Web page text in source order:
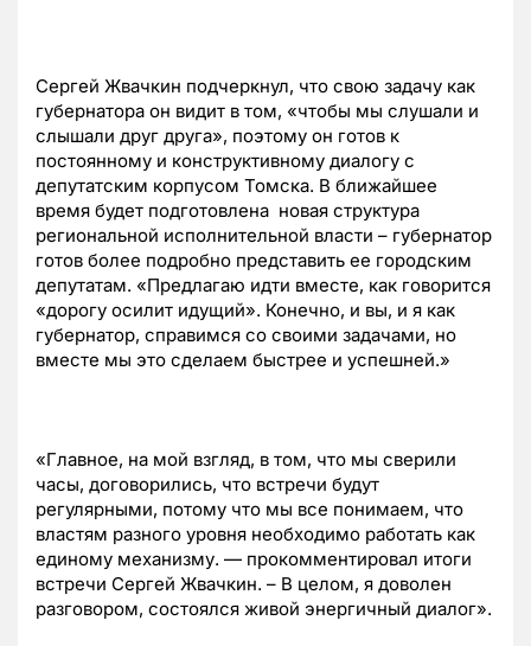
Сергей Жвачкин подчеркнул, что свою задачу как
губернатора он видит в том, «чтобы мы слушали и
слышали друг друга», поэтому он готов к
постоянному и конструктивному диалогу с
депутатским корпусом Томска. В ближайшее
время будет подготовлена новая структура
региональной исполнительной власти – губернатор
готов более подробно представить ее городским
депутатам. «Предлагаю идти вместе, как говорится
«дорогу осилит идущий». Конечно, и вы, и я как
губернатор, справимся со своими задачами, но
вместе мы это сделаем быстрее и успешней.»
«Главное, на мой взгляд, в том, что мы сверили
часы, договорились, что встречи будут
регулярными, потому что мы все понимаем, что
властям разного уровня необходимо работать как
единому механизму. — прокомментировал итоги
встречи Сергей Жвачкин. – В целом, я доволен
разговором, состоялся живой энергичный диалог».